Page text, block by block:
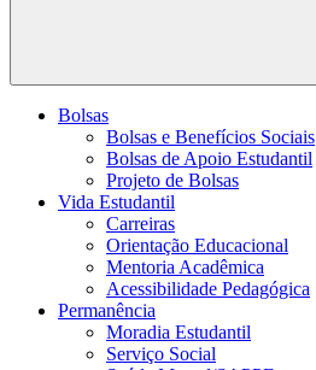
Buscar
Bolsas
Bolsas e Benefícios Sociais
Bolsas de Apoio Estudantil
Projeto de Bolsas
Vida Estudantil
Carreiras
Orientação Educacional
Mentoria Acadêmica
Acessibilidade Pedagógica
Permanência
Moradia Estudantil
Serviço Social